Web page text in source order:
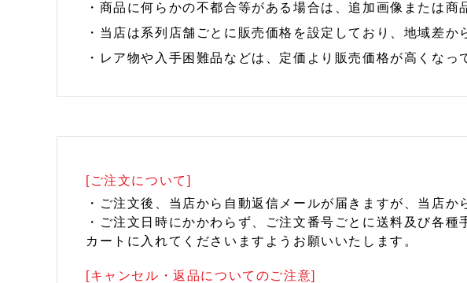
・商品に何らかの不都合等がある場合は、追加画像または商
・当店は系列店舗ごとに販売価格を設定しており、地域差
・レア物や入手困難品などは、定価より販売価格が高くな
[ご注文について]
・ご注文後、当店から自動返信メールが届きますが、当店
・ご注文日時にかかわらず、ご注文番号ごとに送料及び各
カートに入れてくださいますようお願いいたします。
[キャンセル・返品についてのご注意]